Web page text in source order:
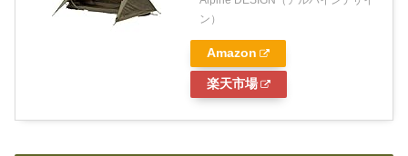
ン）
Amazon
楽天市場